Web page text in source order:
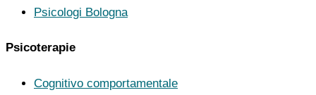
Psicologi Bologna
Psicoterapie
Cognitivo comportamentale